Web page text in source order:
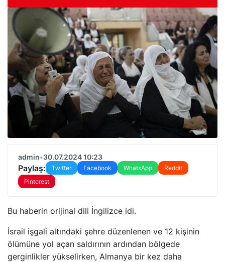
admin•30.07.2024 10:23
Paylaş: Twitter Facebook WhatsApp
Reddit
Pinterest
Bu haberin orijinal dili İngilizce idi.
İsrail işgali altındaki şehre düzenlenen ve 12 kişinin
ölümüne yol açan saldırının ardından bölgede
gerginlikler yükselirken, Almanya bir kez daha